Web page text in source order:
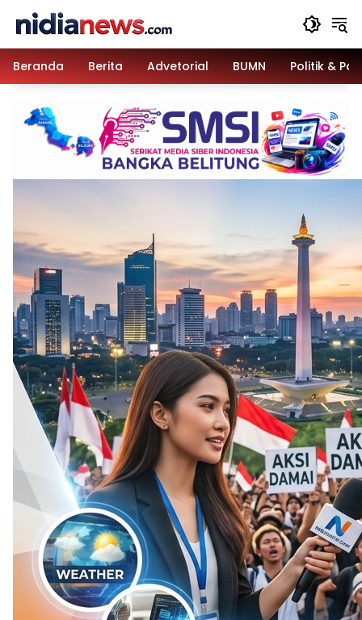
Beranda
Berita Advetorial BUMN Politik &